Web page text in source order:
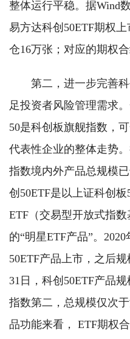
整体运行平稳。据Wind
易方达科创50ETF期权
仓16万张；对应的期权
第二，进一步完善科
足投资者风险管理需求
50是科创板旗舰指数，
代表性企业的整体走势
指数境内外产品总规模
创50ETF是以上证科创
ETF（交易型开放式指
的“明星ETF产品”。
50ETF产品上市，之后
31日，科创50ETF产品
指数第二，总规模仅次
品功能来看， ETF期权